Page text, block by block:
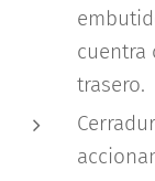
cuentra
trasero.